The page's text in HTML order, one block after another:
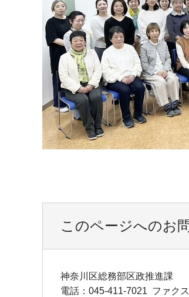
このページへのお
神奈川区総務部区政推進課
電話：045-411-7021 ファク